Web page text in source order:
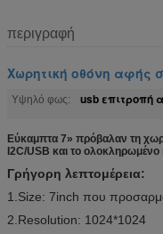
περιγραφή
Χωρητική οθόνη αφής
Υψηλό φως: usb επιτροπή
Εύκαμπτα 7» πρόβαλαν τη
I2C/USB και το
Γρήγορη λεπτομέρεια:
1.Size: 7inch που
2.Resolution: 1024*1024